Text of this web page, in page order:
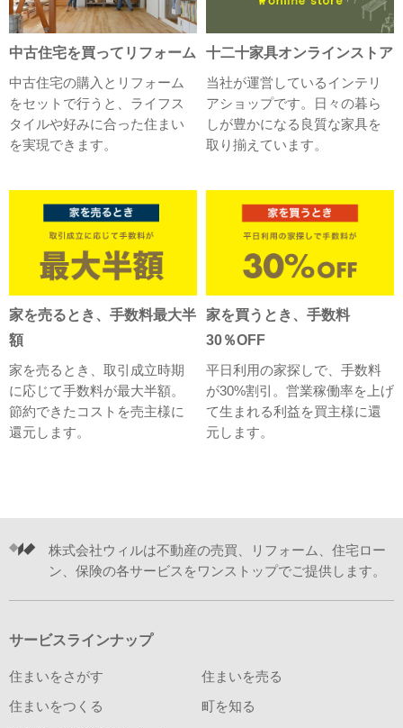
中古住宅を買ってリフォーム
中古住宅の購入とリフォーム
をセットで行うと、ライフス
タイルや好みに合った住まい
を実現できます。
十二十家具オンラインストア
当社が運営しているインテリ
アショップです。日々の暮ら
しが豊かになる良質な家具を
取り揃えています。
家を売るとき、手数料最大半
額
家を売るとき、取引成立時期
に応じて手数料が最大半額。
節約できたコストを売主様に
還元します。
家を買うとき、手数料
30％OFF
平日利用の家探しで、手数料
が30%割引。営業稼働率を上げ
て生まれる利益を買主様に還
元します。
株式会社ウィルは不動産の売買、リフォーム、住宅ロー
ン、保険の各サービスをワンストップでご提供します。
サービスラインナップ
住まいをさがす 住まいを売る
住まいをつくる 町を知る